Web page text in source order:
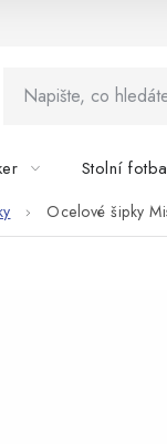
Stolní
Ocelové šipky